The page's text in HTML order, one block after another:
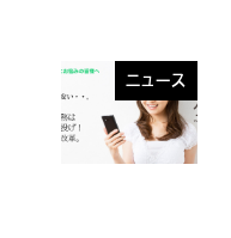
ニュース